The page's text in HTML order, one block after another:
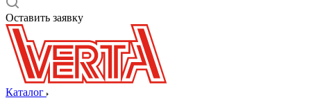
Оставить заявку
Каталог